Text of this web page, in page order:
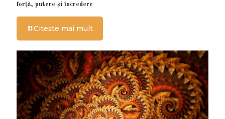
forță, putere și încredere
Citește mai mult